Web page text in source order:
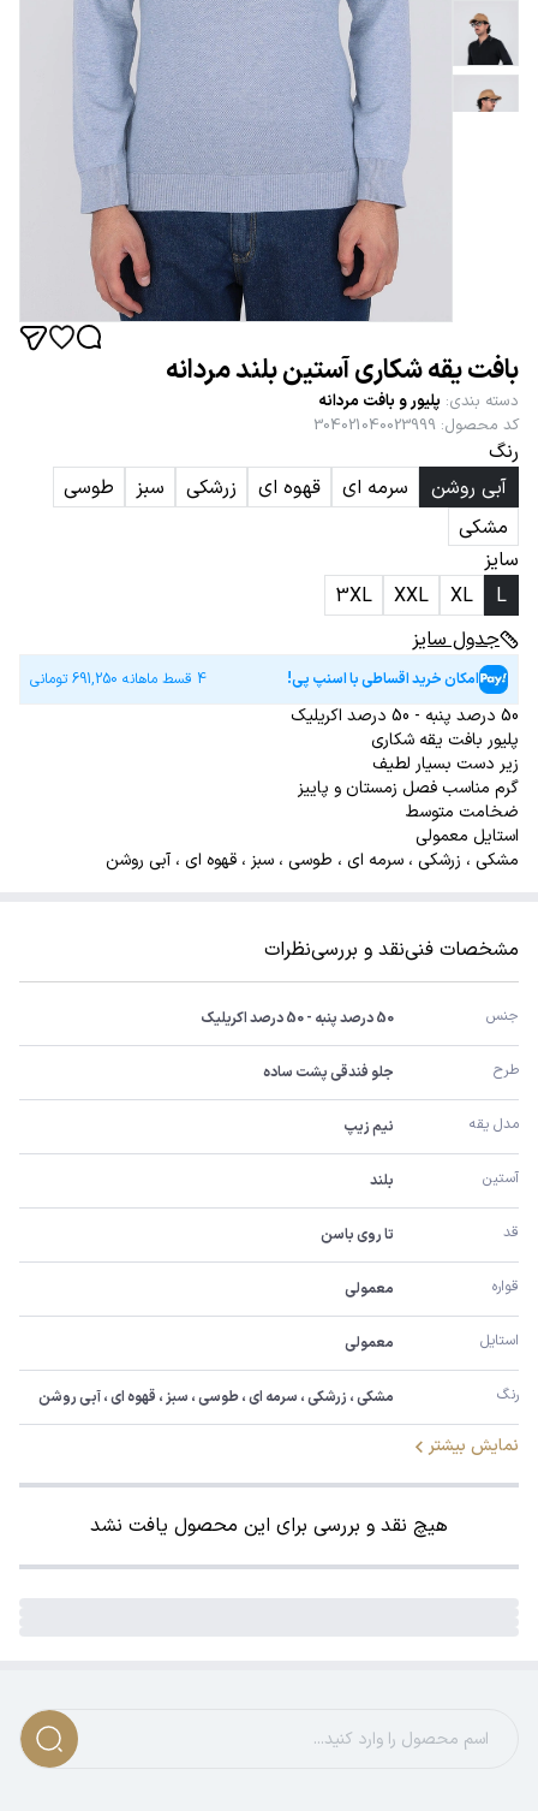
بافت یقه شکاری آستین بلند مردانه
دسته بندی: پلیور و بافت مردانه
کد محصول:
304021040023999
رنگ
آبی روشن
سرمه ای قهوه ای زرشکی سبز
طوسی
مشکی
سایز
L
XL
XXL
3XL
جدول سایز
امکان خرید اقساطی با اسنپ پی! 4 قسط ماهانه 691,250 تومانی
50 درصد پنبه - 50 درصد اکریلیک
پلیور بافت یقه شکاری
زیر دست بسیار لطیف
گرم مناسب فصل زمستان و پاییز
ضخامت متوسط
استایل معمولی
مشکی ، زرشکی ، سرمه ای ، طوسی ، سبز ، قهوه ای ، آبی روشن
مشخصات فنینقد و بررسینظرات
جنس 50 درصد پنبه - 50 درصد اکریلیک
طرح جلو فندقی پشت ساده
مدل یقه نیم زیپ
آستین بلند
قد تا روی باسن
قواره معمولی
استایل معمولی
رنگ مشکی ، زرشکی ، سرمه ای ، طوسی ، سبز ، قهوه ای ، آبی روشن
نمایش بیشتر
هیچ نقد و بررسی برای این محصول یافت نشد